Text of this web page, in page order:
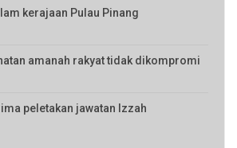
kerajaan Pulau Pinang
amanah rakyat tidak dikompromi
peletakan jawatan Izzah